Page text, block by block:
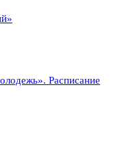
Расписание